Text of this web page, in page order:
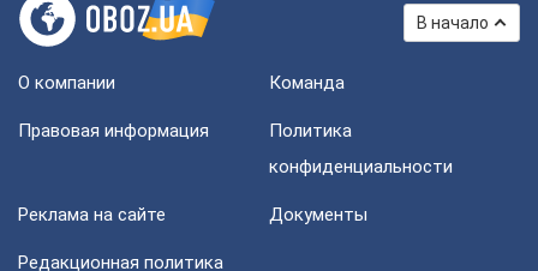
В начало
О компании Команда
Правовая информация
Политика
конфиденциальности
Реклама на сайте Документы
Редакционная политика